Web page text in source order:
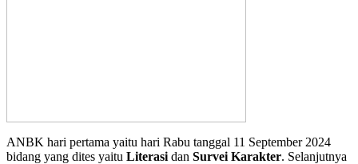
ANBK hari pertama yaitu hari Rabu tanggal 11 September 2024
bidang yang dites yaitu Literasidan Survei Karakter. Selanjutnya